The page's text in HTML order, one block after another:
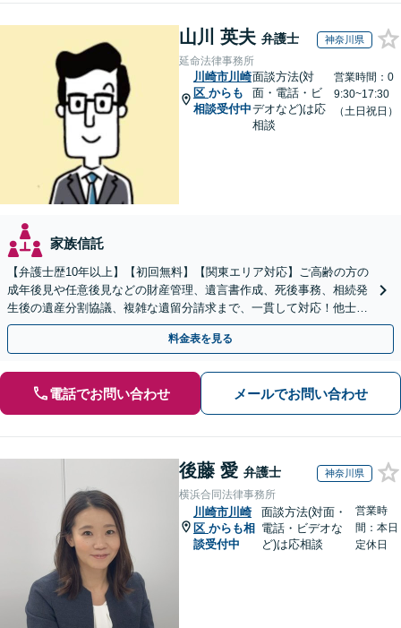
山川 英夫 弁護士 神奈川県
延命法律事務所
川崎市川崎
区 からも
相談受付中
面談方法(対
面・電話・ビ
デオなど)は応
相談
営業時間：0
9:30~17:30
（土日祝日）
家族信託
【弁護士歴10年以上】【初回無料】【関東エリア対応】ご高齢の方の
成年後見や任意後見などの財産管理、遺言書作成、死後事務、相続発
生後の遺産分割協議、複雑な遺留分請求まで、一貫して対応！他士業
との連携力を活かした最適解の追求【WEB面談対応】
料金表を見る
電話でお問い合わせ メールでお問い合わせ
後藤 愛 弁護士 神奈川県
横浜合同法律事務所
川崎市川崎
区 からも相
談受付中
面談方法(対面・
電話・ビデオな
ど)は応相談
営業時
間：本日
定休日